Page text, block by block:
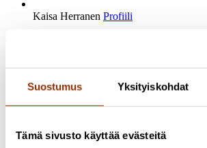
Suostumus Yksityiskohdat
Tämä sivusto käyttää evästeitä
Kaisa Herranen Profiili
Tutustu myös näihin
resurssit
oppimisprosesseista